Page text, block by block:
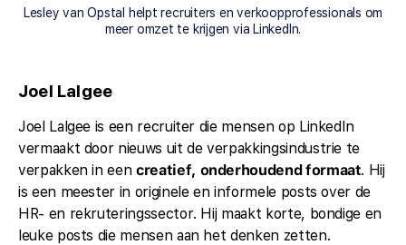
Lesley van Opstal helpt recruiters en verkoopprofessionals om
meer omzet te krijgen via LinkedIn.
Joel Lalgee
Joel Lalgee is een recruiter die mensen op LinkedIn
vermaakt door nieuws uit de verpakkingsindustrie te
verpakken in eencreatief, onderhoudend formaat. Hij
is een meester in originele en informele posts over de
HR- en rekruteringssector. Hij maakt korte, bondige en
leuke posts die mensen aan het denken zetten.